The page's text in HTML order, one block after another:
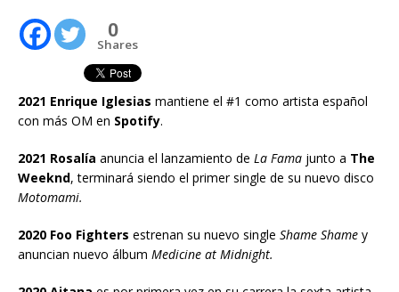
0
Shares
2021 Enrique Iglesias mantiene el #1 como artista español
con más OM en Spotify.
2021 Rosalía anuncia el lanzamiento de La Fama junto a The
Weeknd, terminará siendo el primer single de su nuevo disco
Motomami.
2020 Foo Fighters estrenan su nuevo single Shame Shame y
anuncian nuevo álbum Medicine at Midnight.